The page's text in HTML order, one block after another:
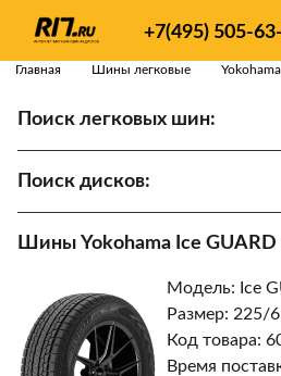
+7(495) 505-
Главная Шины легковые Yokohama
Поиск легковых шин:
Поиск дисков:
Найти
Шины Yokohama Ice GUARD
Модель: Ice
Размер: 225/
Код товара:
Время